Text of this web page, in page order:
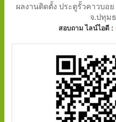
ผลงานติดตั้ง ประตูรั้วคาวบอ
จ.ปทุม
สอบถาม ไลน์ไอดี :